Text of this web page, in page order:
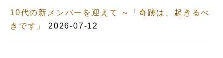
10代の新メンバーを迎えて ～「奇跡は、起きるべ
きです」
2026-07-12